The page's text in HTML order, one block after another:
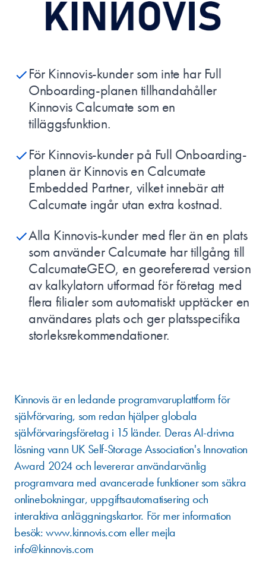
För Kinnovis-kunder som inte har Full
Onboarding-planen tillhandahåller
Kinnovis Calcumate som en
tilläggsfunktion.
För Kinnovis-kunder på Full Onboarding-
planen är Kinnovis en Calcumate
Embedded Partner, vilket innebär att
Calcumate ingår utan extra kostnad.
Alla Kinnovis-kunder med fler än en plats
som använder Calcumate har tillgång till
CalcumateGEO, en georefererad version
av kalkylatorn utformad för företag med
flera filialer som automatiskt upptäcker en
användares plats och ger platsspecifika
storleksrekommendationer.
Kinnovis är en ledande programvaruplattform för
självförvaring, som redan hjälper globala
självförvaringsföretag i 15 länder. Deras AI-drivna
lösning vann UK Self-Storage Association's Innovation
Award 2024 och levererar användarvänlig
programvara med avancerade funktioner som säkra
onlinebokningar, uppgiftsautomatisering och
interaktiva anläggningskartor. För mer information
besök:www.kinnovis.comeller mejla
info@kinnovis.com